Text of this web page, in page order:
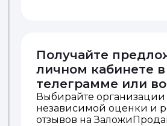
Получайте
личном кабинете в
телеграмме или
Выбирайте организации
независимой оценки и
отзывов на